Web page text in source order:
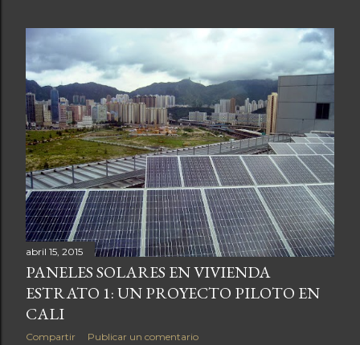
abril 15, 2015
PANELES SOLARES EN VIVIENDA
ESTRATO 1: UN PROYECTO PILOTO EN
CALI
Compartir Publicar un comentario